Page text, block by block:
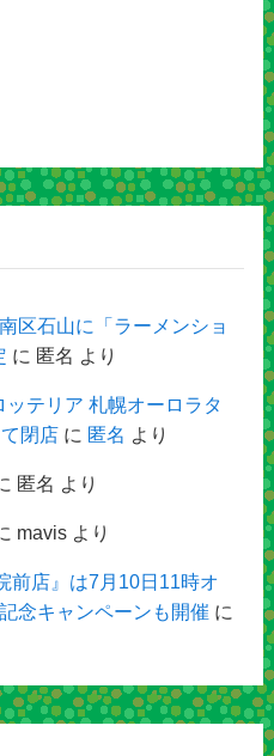
区石山に「ラーメンショ
に 匿名 より
テリア 札幌オーロラタ
閉店に 匿名 より
匿名 より
mavisより
前店』は7月10日11時オ
念キャンペーンも開催 に